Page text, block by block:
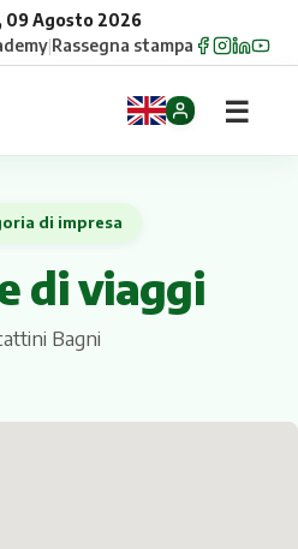
09 Agosto 2026
|Rassegna stampa
☰
di impresa
di viaggi
Bagni